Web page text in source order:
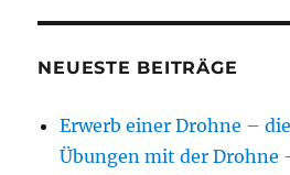
NEUESTE BEITRÄGE
Erwerb einer Drohne –
Übungen mit der Drohne